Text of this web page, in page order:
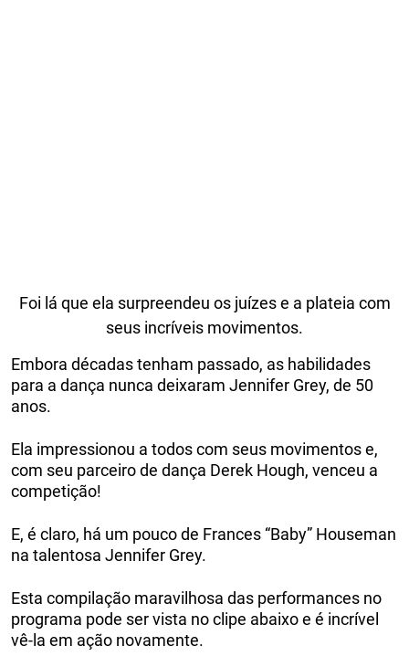
Foi lá que ela surpreendeu os juízes e a plateia com
seus incríveis movimentos.
Embora décadas tenham passado, as habilidades
para a dança nunca deixaram Jennifer Grey, de 50
anos.
Ela impressionou a todos com seus movimentos e,
com seu parceiro de dança Derek Hough, venceu a
competição!
E, é claro, há um pouco de Frances “Baby” Houseman
na talentosa Jennifer Grey.
Esta compilação maravilhosa das performances no
programa pode ser vista no clipe abaixo e é incrível
vê-la em ação novamente.